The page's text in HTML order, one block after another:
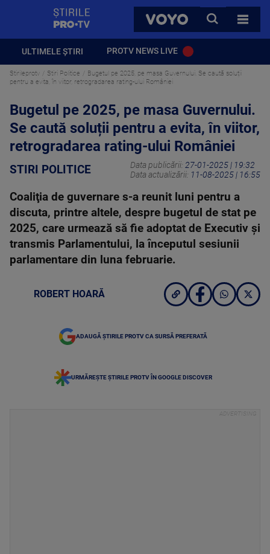
VOYO
CAUTA
TOATE
ULTIMELE ȘTIRI PROTV NEWS LIVE
Stirileprotv Stiri Politice
Bugetul pe 2025, pe masa Guvernului. Se caută soluții
pentru a evita, în viitor, retrogradarea rating-ului României
Bugetul pe 2025, pe masa Guvernului.
Se caută soluții pentru a evita, în viitor,
retrogradarea rating-ului României
STIRI POLITICE Data publicării: 27-01-2025 | 19:32
Data actualizării: 11-08-2025 | 16:55
Coaliţia de guvernare s-a reunit luni pentru a
discuta, printre altele, despre bugetul de stat pe
2025, care urmează să fie adoptat de Executiv şi
transmis Parlamentului, la începutul sesiunii
parlamentare din luna februarie.
ROBERT HOARĂ
ADAUGĂ ȘTIRILE PROTV CA SURSĂ PREFERATĂ
URMĂREȘTE ȘTIRILE PROTV ÎN GOOGLE DISCOVER